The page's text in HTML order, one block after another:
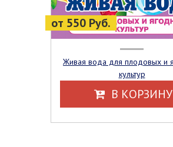
от 550 Руб.
Живая вода для плодовых и ягодных
культур
В КОРЗИНУ